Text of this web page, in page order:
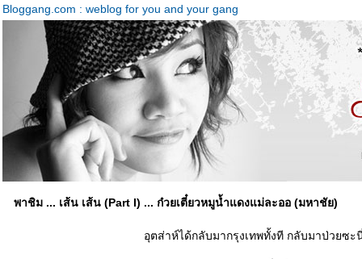
Bloggang.com : weblog for you and your gang
พาชิม ... เส้น เส้น (Part I) ... ก๋วยเตี๋ยวหมูน้ำแดงแม่ละออ (มหาชัย)
อุตส่าห์ได้กลับมากรุงเทพทั้งที กลับมาป่วยซ